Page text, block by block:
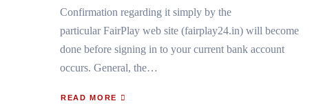
Confirmation regarding it simply by the
particular FairPlay web site (fairplay24.in) will become
done before signing in to your current bank account
occurs. General, the…
READ MORE